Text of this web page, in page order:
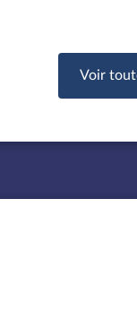
Voir